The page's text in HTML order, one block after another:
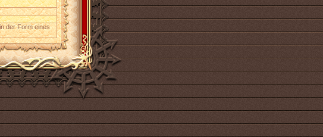
der Form eines